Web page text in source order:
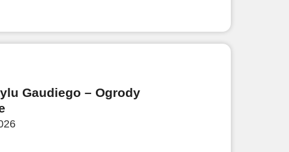
Gaudiego – Ogrody